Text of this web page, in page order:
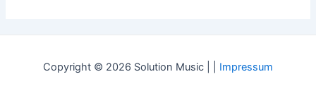
Copyright © 2026 Solution Music | | Impressum